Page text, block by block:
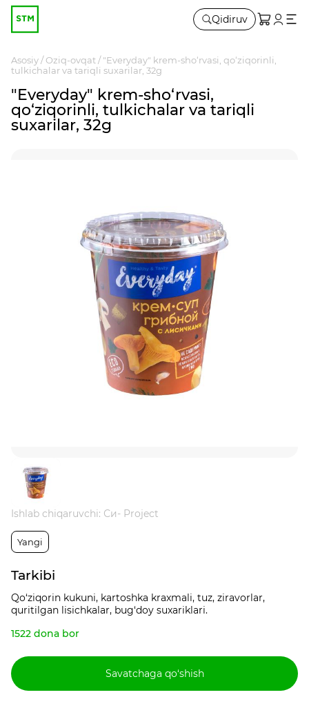
Qidiruv
Asosiy Oziq-ovqat
"Everyday" krem-sho‘rvasi, qo‘ziqorinli,
tulkichalar va tariqli suxarilar, 32g
"Everyday" krem-sho‘rvasi,
qo‘ziqorinli, tulkichalar va tariqli
suxarilar, 32g
Ishlab chiqaruvchi: Си- Project
Yangi
Tarkibi
Qo‘ziqorin kukuni, kartoshka kraxmali, tuz, ziravorlar,
quritilgan lisichkalar, bug‘doy suxariklari.
1522 dona bor
Savatchaga qo‘shish